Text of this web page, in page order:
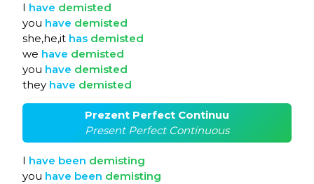
I have demisted
you have demisted
she,he,it has demisted
we have demisted
you have demisted
they have demisted
Prezent Perfect Continuu
Present Perfect Continuous
I have been demisting
you have been demisting